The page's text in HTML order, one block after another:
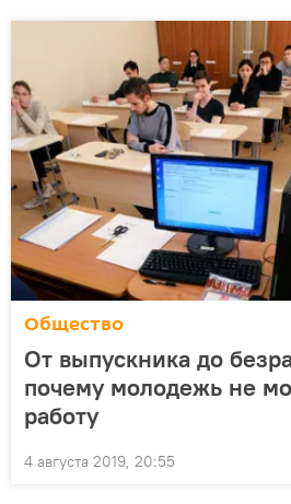
Общество
От выпускника до
почему молодежь не
работу
4 августа 2019, 20:55